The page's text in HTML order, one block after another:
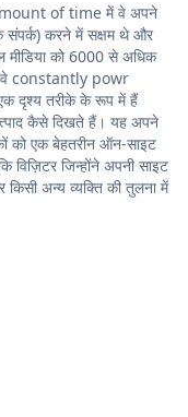
of time में वे अपने
संपर्क) करने में सक्षम थे और
को 6000 से अधिक
वे constantly powr
दृश्य तरीके के रूप में हैं
कैसे दिखते हैं। यह अपने
को एक बेहतरीन ऑन-साइट
जिन्होंने अपनी साइट
अन्य व्यक्ति की तुलना में